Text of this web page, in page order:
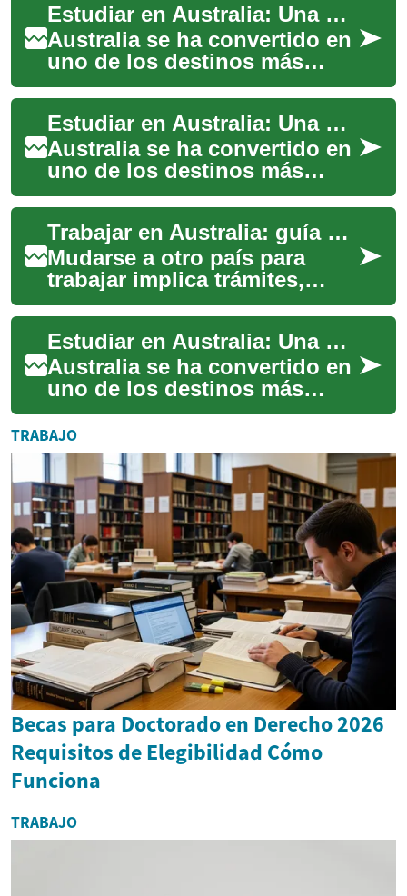
Estudiar en Australia: Una Guía Completa para Estudiantes Internacionales
Australia se ha convertido en
uno de los destinos más
populares para estudiantes
internacionales que buscan
una educa...
Estudiar en Australia: Una Guía Completa para Estudiantes Internacionales
Australia se ha convertido en
uno de los destinos más
populares para estudiantes
internacionales que buscan
una educa...
Trabajar en Australia: guía práctica sobre visa e inmigración
Mudarse a otro país para
trabajar implica trámites,
expectativas y adaptación.
Este artículo explica de forma
clara q...
Estudiar en Australia: Una guía completa para estudiantes internacionales
Australia se ha convertido en
uno de los destinos más
populares para estudiantes
internacionales que buscan
una educa...
TRABAJO
Becas para Doctorado en Derecho 2026
Requisitos de Elegibilidad Cómo
Funciona
TRABAJO